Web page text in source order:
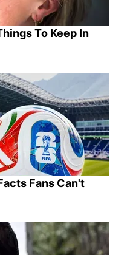
To Keep In
Fans Can't